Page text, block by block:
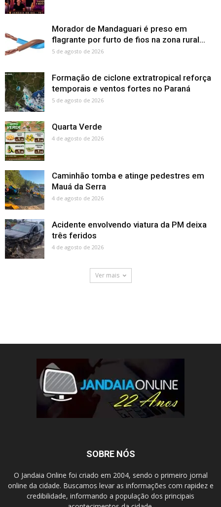
Morador de Mandaguari é preso em
flagrante por furto de fios na zona rural...
5 de agosto de 2026
Formação de ciclone extratropical reforça
temporais e ventos fortes no Paraná
5 de agosto de 2026
Quarta Verde
4 de agosto de 2026
Caminhão tomba e atinge pedestres em
Mauá da Serra
4 de agosto de 2026
Acidente envolvendo viatura da PM deixa
três feridos
4 de agosto de 2026
Ver mais
SOBRE NÓS
O Jandaia Online foi criado em 2004, sendo o primeiro jornal
online da cidade. Buscamos levar as informações com rapidez e
credibilidade, informando a população dos principais